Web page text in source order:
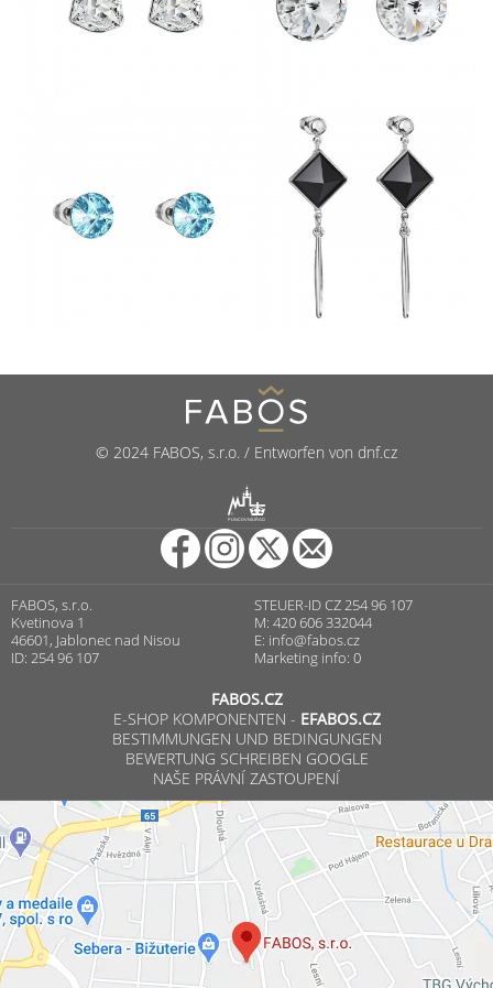
© 2024 FABOS, s.r.o. / Entworfen von dnf.cz
PUNCOVNÍ ÚŘAD
FABOS, s.r.o.
Kvetinova 1
46601, Jablonec nad Nisou
ID: 254 96 107
STEUER-ID CZ 254 96 107
M: 420 606 332044
E: info@fabos.cz
Marketing info: 0
FABOS.CZ
E-SHOP KOMPONENTEN - EFABOS.CZ
BESTIMMUNGEN UND BEDINGUNGEN
BEWERTUNG SCHREIBEN GOOGLE
NAŠE PRÁVNÍ ZASTOUPENÍ